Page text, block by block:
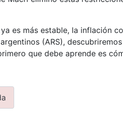
es más estable, la inflación
(ARS),
que debe aprende es